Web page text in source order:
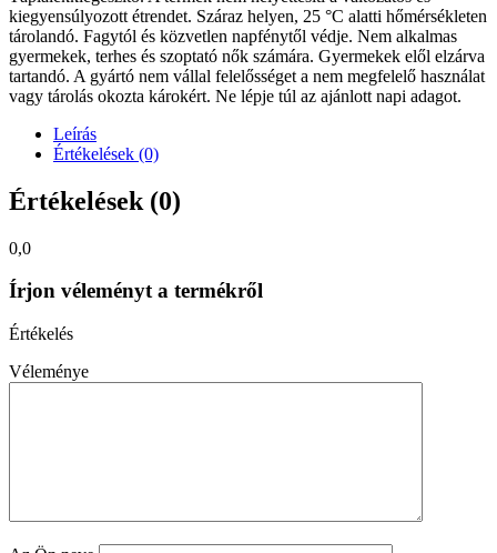
kiegyensúlyozott étrendet. Száraz helyen, 25 °C alatti hőmérsékleten
tárolandó. Fagytól és közvetlen napfénytől védje. Nem alkalmas
gyermekek, terhes és szoptató nők számára. Gyermekek elől elzárva
tartandó. A gyártó nem vállal felelősséget a nem megfelelő használat
vagy tárolás okozta károkért. Ne lépje túl az ajánlott napi adagot.
Leírás
Értékelések (0)
Értékelések (0)
0,0
Írjon véleményt a termékről
Értékelés
Véleménye